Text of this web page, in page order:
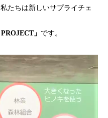
たちは新しいサプライチェ
」 です。